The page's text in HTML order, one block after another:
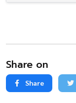
Share on
Share